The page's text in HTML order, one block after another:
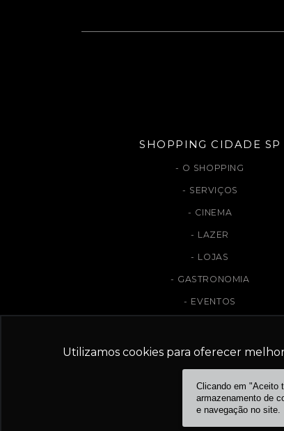
Utilizamos cookies para oferecer
SHOPPING CIDADE SP
O SHOPPING
SERVIÇOS
CINEMA
LAZER
LOJAS
GASTRONOMIA
EVENTOS
Clicando em "Aceito
armazenamento de
e navegação no site.